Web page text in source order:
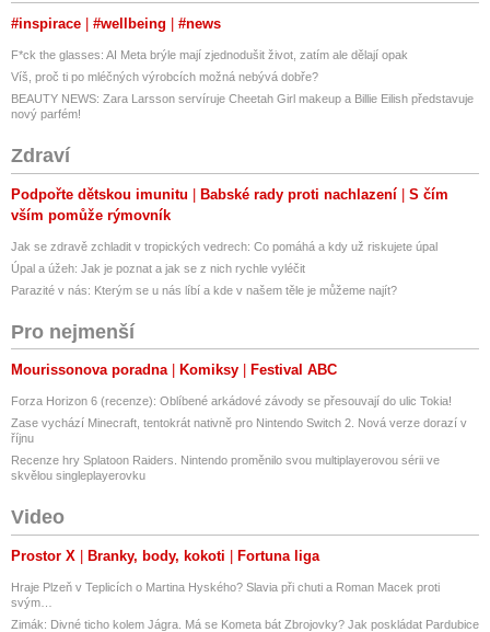
#inspirace #wellbeing #news
F*ck the glasses: AI Meta brýle mají zjednodušit život, zatím ale dělají opak
Víš, proč ti po mléčných výrobcích možná nebývá dobře?
BEAUTY NEWS: Zara Larsson servíruje Cheetah Girl makeup a Billie Eilish představuje
nový parfém!
Zdraví
Podpořte dětskou imunitu Babské rady proti nachlazení
S čím
vším pomůže rýmovník
Jak se zdravě zchladit v tropických vedrech: Co pomáhá a kdy už riskujete úpal
Úpal a úžeh: Jak je poznat a jak se z nich rychle vyléčit
Parazité v nás: Kterým se u nás líbí a kde v našem těle je můžeme najít?
Pro nejmenší
Mourissonova poradna Komiksy Festival ABC
Forza Horizon 6 (recenze): Oblíbené arkádové závody se přesouvají do ulic Tokia!
Zase vychází Minecraft, tentokrát nativně pro Nintendo Switch 2. Nová verze dorazí v
říjnu
Recenze hry Splatoon Raiders. Nintendo proměnilo svou multiplayerovou sérii ve
skvělou singleplayerovku
Video
Prostor X Branky, body, kokoti Fortuna liga
Hraje Plzeň v Teplicích o Martina Hyského? Slavia při chuti a Roman Macek proti
svým…
Zimák: Divné ticho kolem Jágra. Má se Kometa bát Zbrojovky? Jak poskládat Pardubice